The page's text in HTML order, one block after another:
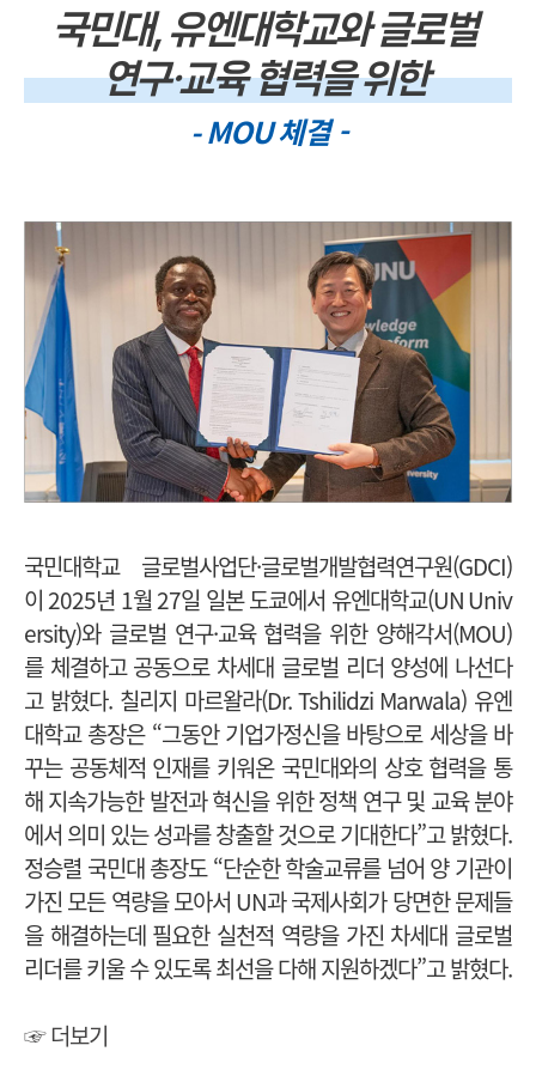
국민대, 유엔대학교와 글로벌
연구·교육 협력을 위한
- MOU 체결 -
국민대학교 글로벌사업단·글로벌개발협력연구원(GDCI)
이 2025년 1월 27일 일본 도쿄에서 유엔대학교(UN Univ
ersity)와 글로벌 연구·교육 협력을 위한 양해각서(MOU)
를 체결하고 공동으로 차세대 글로벌 리더 양성에 나선다
고 밝혔다. 칠리지 마르왈라(Dr. Tshilidzi Marwala) 유엔
대학교 총장은 “그동안 기업가정신을 바탕으로 세상을 바
꾸는 공동체적 인재를 키워온 국민대와의 상호 협력을 통
해 지속가능한 발전과 혁신을 위한 정책 연구 및 교육 분야
에서 의미 있는 성과를 창출할 것으로 기대한다”고 밝혔다.
정승렬 국민대 총장도 “단순한 학술교류를 넘어 양 기관이
가진 모든 역량을 모아서 UN과 국제사회가 당면한 문제들
을 해결하는데 필요한 실천적 역량을 가진 차세대 글로벌
리더를 키울 수 있도록 최선을 다해 지원하겠다”고 밝혔다.
☞ 더보기